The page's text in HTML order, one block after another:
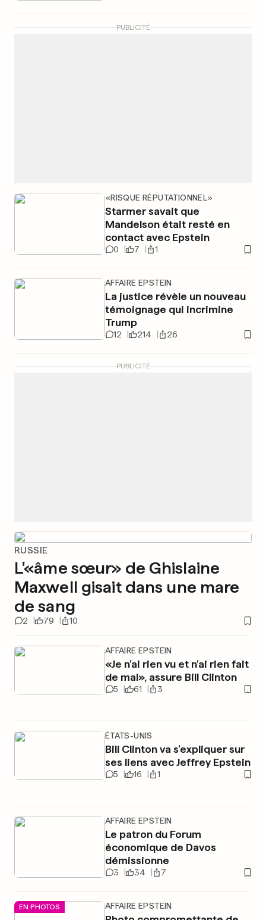
PUBLICITÉ
«RISQUE RÉPUTATIONNEL»
Starmer savait que
Mandelson était resté en
contact avec Epstein
0 7 1
AFFAIRE EPSTEIN
La justice révèle un nouveau
témoignage qui incrimine
Trump
12 214 26
PUBLICITÉ
RUSSIE
L'«âme sœur» de Ghislaine
Maxwell gisait dans une mare
de sang
2 79 10
AFFAIRE EPSTEIN
«Je n’ai rien vu et n’ai rien fait
de mal», assure Bill Clinton
5 61 3
ÉTATS-UNIS
Bill Clinton va s’expliquer sur
ses liens avec Jeffrey Epstein
5 16 1
AFFAIRE EPSTEIN
Le patron du Forum
économique de Davos
démissionne
3 34 7
EN PHOTOS AFFAIRE EPSTEIN